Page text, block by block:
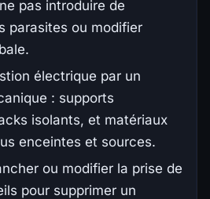
pas introduire de
parasites ou modifier
électrique par un
: supports
isolants, et matériaux
enceintes et sources.
ou modifier la prise de
pour supprimer un